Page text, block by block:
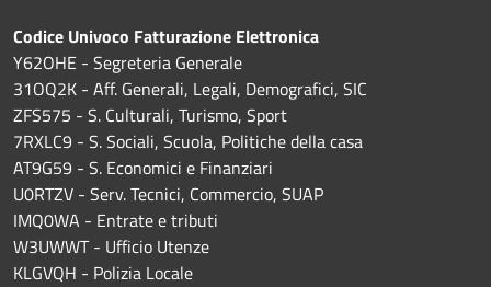
Codice Univoco Fatturazione Elettronica
Y62OHE - Segreteria Generale
31OQ2K - Aff. Generali, Legali, Demografici, SIC
ZFS575 - S. Culturali, Turismo, Sport
7RXLC9 - S. Sociali, Scuola, Politiche della casa
AT9G59 - S. Economici e Finanziari
U0RTZV - Serv. Tecnici, Commercio, SUAP
IMQ0WA - Entrate e tributi
W3UWWT - Ufficio Utenze
KLGVQH - Polizia Locale